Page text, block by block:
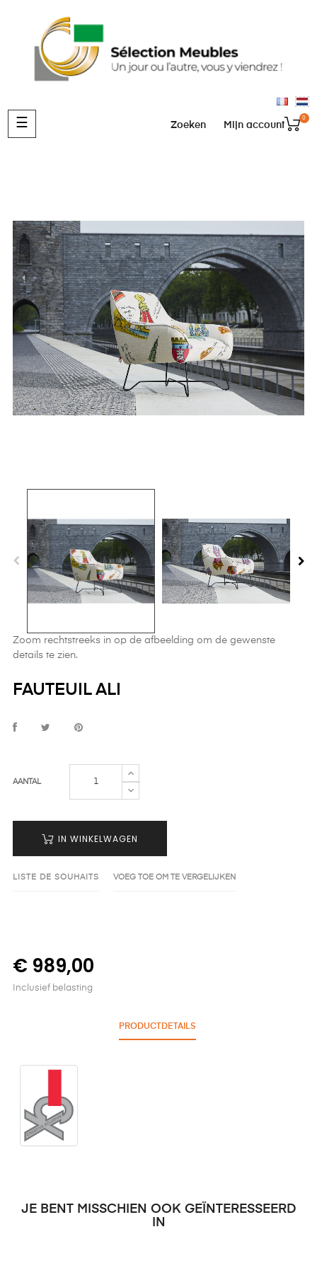
Toggle
navigation
☰ 0
Mijn account
Zoeken
Zoom rechtstreeks in op de afbeelding om de gewenste
details te zien.
FAUTEUIL ALI
AANTAL
IN WINKELWAGEN
LISTE DE SOUHAITS VOEG TOE OM TE VERGELIJKEN
€ 989,00
Inclusief belasting
PRODUCTDETAILS
JE BENT MISSCHIEN OOK GEÏNTERESSEERD
IN